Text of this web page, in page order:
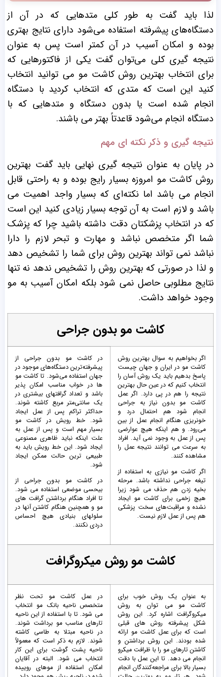
لذا باید گفت به طور کلی متدهایی که در آن از
دستگاه‌های پیشرفته استفاده می‌شود دارای نتایج بهتری
بوده و امکان آسیب در آن کمتر است پس به عنوان
نتیجه گیری کلی می‌توان گفت یکی از فاکتورهایی که
برای انتخاب بهترین روش کاشت مو می توانید انتخاب
کنید این است که متدی که انتخاب کردید با دستگاه
انجام شده است یا بدون دستگاه و متدهایی که با
دستگاه انجام می‌شود قاعدتاً بهتر می باشند.
نتیجه گیری و ذکر نکته ای مهم
در پایان به عنوان نتیجه گیری نهایی باید گفت بهترین
روش کاشت مو امروزه بسیار رایج بوده و به راحتی قابل
انجام می باشد اما نکته‌ای که بسیار واجد اهمیت می
باشد و لازم است به آن توجه بسیار زیادی کنید این است
که در انتخاب پزشکتان دقت داشته باشید چرا که پزشک
شما اگر متخصص نباشد و مهارت و تبحر لازم را دارا
نباشد نمی تواند بهترین روش برای شما را تشخیص دهد
و لذا در صورتی که بهترین روش را تشخیص ندهد نه تنها
نتایج مطلوبی حاصل نمی شود بلکه امکان آسیب به مو
وجود خواهد داشت.
کاشت مو بدون جراحی
اگر بخواهیم به سوال بهترین روش
کاشت مو در ایران و جهان چیست
پاسخ بدهیم باید یک روش آسان را
انتخاب کنیم که در عین حال بهترین
نتیجه را هم در پی دارد. اگر عمل
کاشت مو بدون نیاز به جراحی
انجام شود هم احتمال درد و
خونریزی هنگام انجام عمل از بین
می‌رود. و هم اینکه هیچ عوارضی
پس از عمل به وجود نمی آید. افراد
به سرعت می توانند نتیجه عمل را
مشاهده کنند.
اگر کاشت مو نیازی به استفاده از
تیغه جراحی نداشته باشد. مرحله
بخیه زدن هم حذف می شود زیرا
هیچ زخمی برای کاشت مو ایجاد
نشده و مراقبت‌های سخت پزشکی
هم پس از عمل لازم نیست.
در کاشت مو بدون جراحی از
پیشرفته‌ترین دستگاه‌های موجود در
جهان استفاده می‌شود. تا کاشت مو
ها در خواب مناسب امکان پذیر
باشد و تعداد گرافتهای بیشتری در
یک سانتی‌متر مربع کاشته شوند.
حداکثر تراکم پس از عمل ایجاد
شود. خط رویش در کاشت مو
بسیار مهم است و پس از عمل به
علت اینکه نباید ظاهری مصنوعی
ایجاد شود. این خط رویش باید به
طبیعی ترین حالت ممکن ایجاد
شود.
در کاشت مو بدون جراحی از
بیحسی موضعی استفاده می شود.
تا افراد هنگام برداشتن گرافت های
مو و همچنین هنگام کاشتن آنها در
سلولهای بنیادی هیچ احساس
دردی نکنند.
کاشت مو روش میکروگرافت
به عنوان یک روش خوب برای
کاشت مو می توان به روش
میکروگرافت اشاره کرد. این روش
شکل پیشرفته روش های قبلی
است که برای عمل کاشت مو ارائه
شده بودند. این روش برداشتن و
کاشتن تارهای مو را با ظرافت میکرو
انجام می دهد. تا این عمل با دقت
بسیار بالا برای مراجعه‌کنندگان انجام
در عمل کاشت مو تحت نظر
متخصص ناحیه بانک مو انتخاب
می شود. تا با استفاده از این ناحیه
تارهای مناسب مو برداشت شوند.
در ناحیه مبتلا به طاسی کاشته
شوند. لازم به ذکر است که معمولاً
ناحیه پشت گوشت برای این کار
انتخاب می شود. البته در آقایان
امکان استفاده از موهای روییده